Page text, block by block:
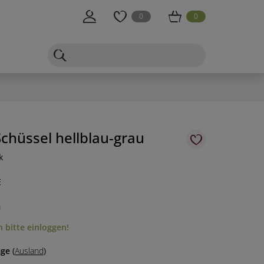
0 0
hellblau-grau
bitte einloggen!
(Ausland)